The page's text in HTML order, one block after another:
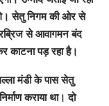
सेतु निगम की ओर से
से आवागमन बंद
काटना पड़ रहा है।
मंडी के पास सेतु
कराया था। दो